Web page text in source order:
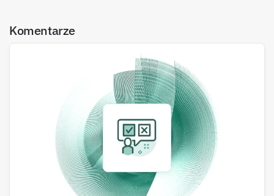
Komentarze